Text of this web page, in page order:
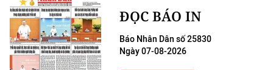
ĐỌC BÁO IN
Báo Nhân Dân số 25830
Ngày 07-08-2026